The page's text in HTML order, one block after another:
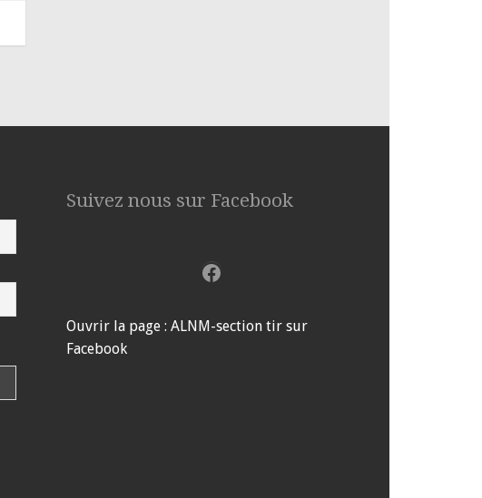
Suivez nous sur Facebook
Facebook
Ouvrir la page : ALNM-section tir sur
Facebook